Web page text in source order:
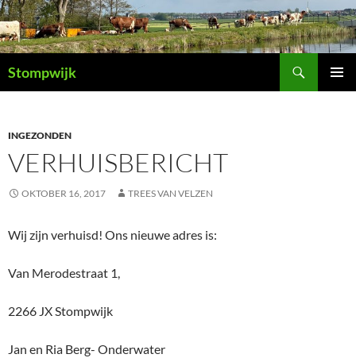
Ga
naar
de
inhoud
Stompwijk
INGEZONDEN
VERHUISBERICHT
OKTOBER 16, 2017 TREES VAN VELZEN
Wij zijn verhuisd! Ons nieuwe adres is:
Van Merodestraat 1,
2266 JX Stompwijk
Jan en Ria Berg- Onderwater